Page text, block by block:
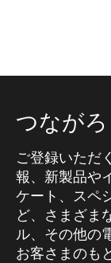
つながろ
ご登録いただ
報、新製品や
ケート、スペ
ど、さまざま
ル、その他の
お客さまのも